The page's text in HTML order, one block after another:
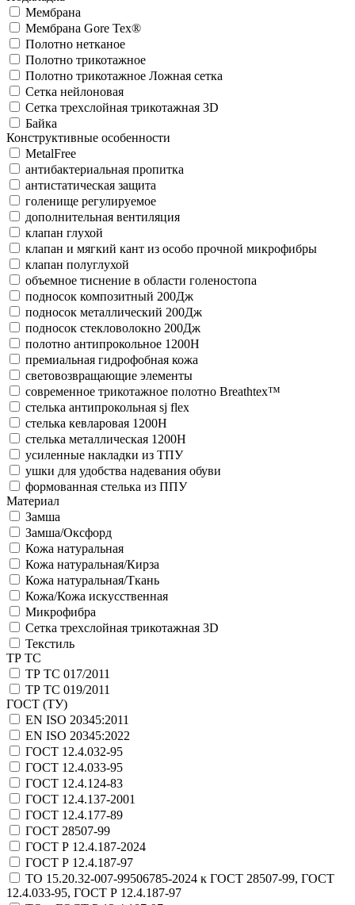
Мембрана
Мембрана Gore Tex®
Полотно нетканое
Полотно трикотажное
Полотно трикотажное Ложная сетка
Сетка нейлоновая
Сетка трехслойная трикотажная 3D
Байка
Конструктивные особенности
MetalFree
антибактериальная пропитка
антистатическая защита
голенище регулируемое
дополнительная вентиляция
клапан глухой
клапан и мягкий кант из особо прочной микрофибры
клапан полуглухой
объемное тиснение в области голеностопа
подносок композитный 200Дж
подносок металлический 200Дж
подносок стекловолокно 200Дж
полотно антипрокольное 1200Н
премиальная гидрофобная кожа
световозвращающие элементы
современное трикотажное полотно Breathtex™
стелька антипрокольная sj flex
стелька кевларовая 1200Н
стелька металлическая 1200Н
усиленные накладки из ТПУ
ушки для удобства надевания обуви
формованная стелька из ППУ
Материал
Замша
Замша/Оксфорд
Кожа натуральная
Кожа натуральная/Кирза
Кожа натуральная/Ткань
Кожа/Кожа искусственная
Микрофибра
Сетка трехслойная трикотажная 3D
Текстиль
ТР ТС
ТР ТС 017/2011
ТР ТС 019/2011
ГОСТ (ТУ)
EN ISO 20345:2011
EN ISO 20345:2022
ГОСТ 12.4.032-95
ГОСТ 12.4.033-95
ГОСТ 12.4.124-83
ГОСТ 12.4.137-2001
ГОСТ 12.4.177-89
ГОСТ 28507-99
ГОСТ Р 12.4.187-2024
ГОСТ Р 12.4.187-97
ТО 15.20.32-007-99506785-2024 к ГОСТ 28507-99, ГОСТ
12.4.033-95, ГОСТ Р 12.4.187-97